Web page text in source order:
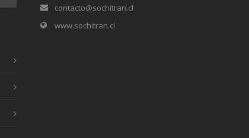
contacto@sochitran.cl
www.sochitran.cl